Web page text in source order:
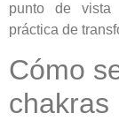
punto de vista
práctica de
Cómo
chakras